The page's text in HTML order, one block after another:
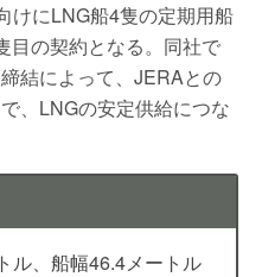
けにLNG船4隻の定期用船
目の契約となる。同社で
結によって、JERAとの
、LNGの安定供給につな
ル、船幅46.4メートル